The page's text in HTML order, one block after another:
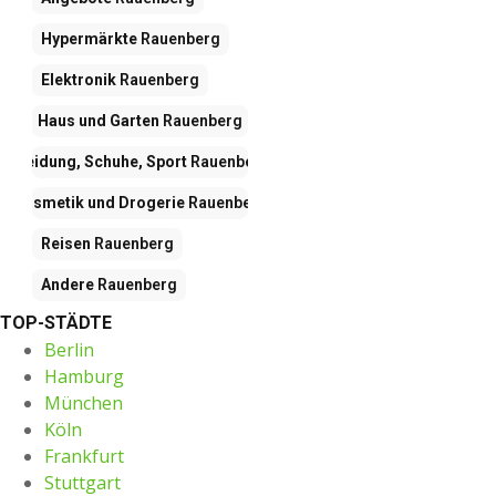
Hypermärkte Rauenberg
Elektronik Rauenberg
Haus und Garten Rauenberg
Kleidung, Schuhe, SportRauenberg
Kosmetik und DrogerieRauenberg
Reisen Rauenberg
Andere Rauenberg
TOP-STÄDTE
Berlin
Hamburg
München
Köln
Frankfurt
Stuttgart